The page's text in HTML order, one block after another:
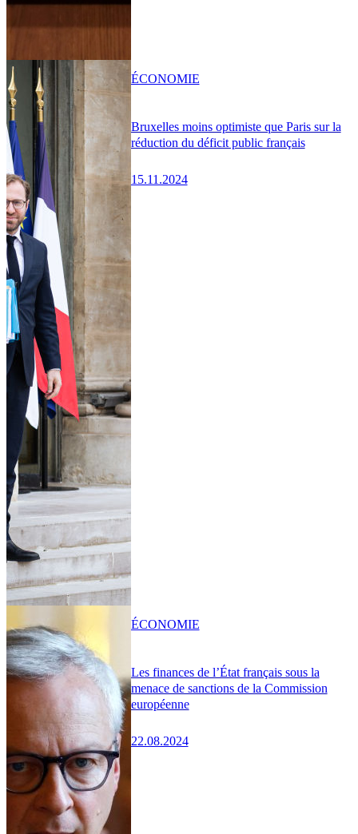
Bruxelles moins optimiste que Paris sur la
réduction du déficit public français
15.11.2024
ÉCONOMIE
Les finances de l’État français sous la
menace de sanctions de la Commission
européenne
22.08.2024
ÉCONOMIE